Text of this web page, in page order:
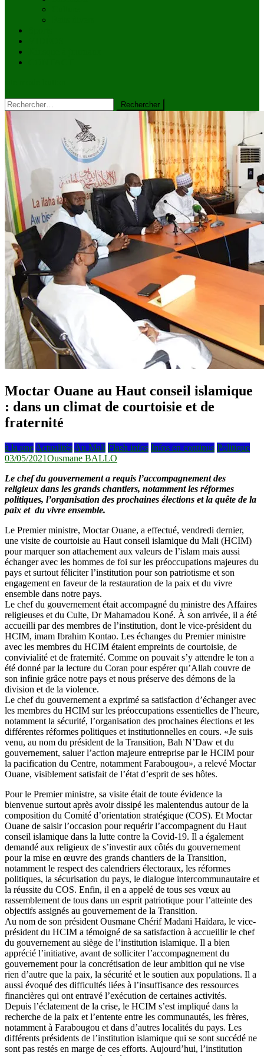
Rechercher :
Moctar Ouane au Haut conseil islamique
: dans un climat de courtoisie et de
fraternité
à la une Actualités Au Mali Flash infos Infos en continus Politique
03/05/2021Ousmane BALLO
Le chef du gouvernement a requis l’accompagnement des
religieux dans les grands chantiers, notamment les réformes
politiques, l’organisation des prochaines élections et la quête de la
paix et du vivre ensemble.
Le Premier ministre, Moctar Ouane, a effectué, vendredi dernier,
une visite de courtoisie au Haut conseil islamique du Mali (HCIM)
pour marquer son attachement aux valeurs de l’islam mais aussi
échanger avec les hommes de foi sur les préoccupations majeures du
pays et surtout féliciter l’institution pour son patriotisme et son
engagement en faveur de la restauration de la paix et du vivre
ensemble dans notre pays.
Le chef du gouvernement était accompagné du ministre des Affaires
religieuses et du Culte, Dr Mahamadou Koné. À son arrivée, il a été
accueilli par des membres de l’institution, dont le vice-président du
HCIM, imam Ibrahim Kontao. Les échanges du Premier ministre
avec les membres du HCIM étaient empreints de courtoisie, de
convivialité et de fraternité. Comme on pouvait s’y attendre le ton a
été donné par la lecture du Coran pour espérer qu’Allah couvre de
son infinie grâce notre pays et nous préserve des démons de la
division et de la violence.
Le chef du gouvernement a exprimé sa satisfaction d’échanger avec
les membres du HCIM sur les préoccupations essentielles de l’heure,
notamment la sécurité, l’organisation des prochaines élections et les
différentes réformes politiques et institutionnelles en cours. «Je suis
venu, au nom du président de la Transition, Bah N’Daw et du
gouvernement, saluer l’action majeure entreprise par le HCIM pour
la pacification du Centre, notamment Farabougou», a relevé Moctar
Ouane, visiblement satisfait de l’état d’esprit de ses hôtes.
Pour le Premier ministre, sa visite était de toute évidence la
bienvenue surtout après avoir dissipé les malentendus autour de la
composition du Comité d’orientation stratégique (COS). Et Moctar
Ouane de saisir l’occasion pour requérir l’accompagnent du Haut
conseil islamique dans la lutte contre la Covid-19. Il a également
demandé aux religieux de s’investir aux côtés du gouvernement
pour la mise en œuvre des grands chantiers de la Transition,
notamment le respect des calendriers électoraux, les réformes
politiques, la sécurisation du pays, le dialogue intercommunautaire et
la réussite du COS. Enfin, il en a appelé de tous ses vœux au
rassemblement de tous dans un esprit patriotique pour l’atteinte des
objectifs assignés au gouvernement de la Transition.
Au nom de son président Ousmane Chérif Madani Haïdara, le vice-
président du HCIM a témoigné de sa satisfaction à accueillir le chef
du gouvernement au siège de l’institution islamique. Il a bien
apprécié l’initiative, avant de solliciter l’accompagnement du
gouvernement pour la concrétisation de leur ambition qui ne vise
rien d’autre que la paix, la sécurité et le soutien aux populations. Il a
aussi évoqué des difficultés liées à l’insuffisance des ressources
financières qui ont entravé l’exécution de certaines activités.
Depuis l’éclatement de la crise, le HCIM s’est impliqué dans la
recherche de la paix et l’entente entre les communautés, les frères,
notamment à Farabougou et dans d’autres localités du pays. Les
différents présidents de l’institution islamique qui se sont succédé ne
sont pas restés en marge de ces efforts. Aujourd’hui, l’institution